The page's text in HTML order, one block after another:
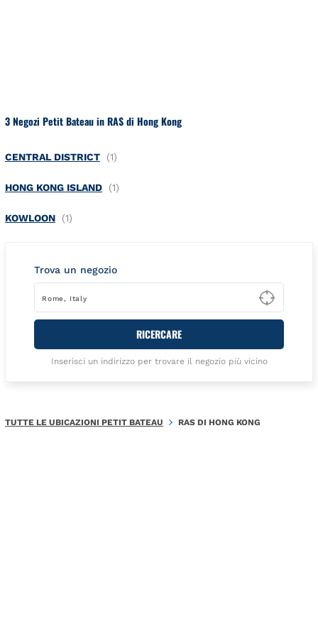
3 Negozi Petit Bateau in RAS di Hong Kong
CENTRAL DISTRICT
HONG KONG ISLAND
KOWLOON
Trova un negozio
Type
RICERCARE
Inserisci un indirizzo per trovare il negozio più vicino
TUTTE LE UBICAZIONI PETIT BATEAU RAS DI HONG KONG